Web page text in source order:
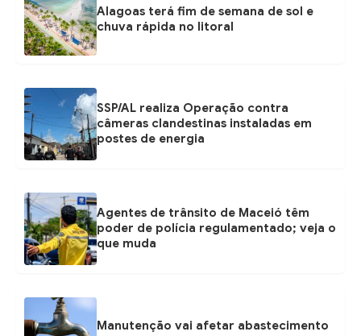
Alagoas terá fim de semana de sol e
chuva rápida no litoral
SSP/AL realiza Operação contra
câmeras clandestinas instaladas em
postes de energia
Agentes de trânsito de Maceió têm
poder de polícia regulamentado; veja o
que muda
Manutenção vai afetar abastecimento